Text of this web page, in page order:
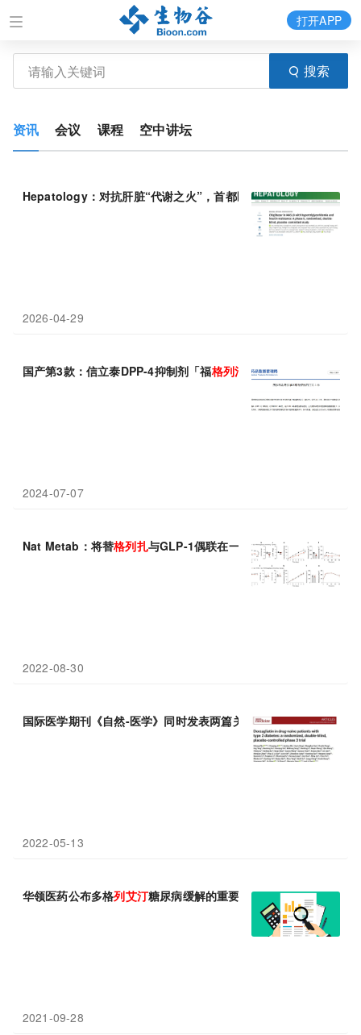
搜索
打开APP
资讯 会议 课程 空中讲坛
Hepatology：对抗肝脏“代谢之火”，首都医科大学尤红团队发现
2026-04-29
国产第3款：信立泰DPP-4抑制剂「福格列汀 」获批上市
2024-07-07
Nat Metab：将替格列扎与GLP-1偶联在一起有望更有效治疗2型
2022-08-30
国际医学期刊《自然-医学》同时发表两篇关于华领医药全球首创
2022-05-13
华领医药公布多格列艾汀糖尿病缓解的重要研究結果
2021-09-28